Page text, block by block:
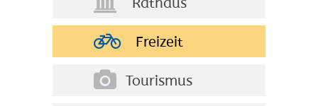
Rathaus
Freizeit
Tourismus